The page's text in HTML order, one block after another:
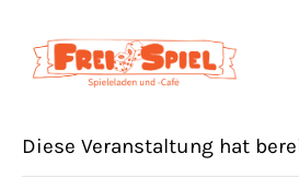
« Alle Veranstaltungen
Diese Veranstaltung hat